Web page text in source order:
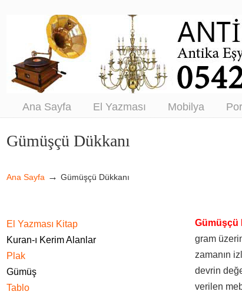
Antikacı –
Satım
Ana Sayfa El Yazması Mobilya
Navigation
Gümüşçü Dükkanı
Ana Sayfa → Gümüşçü Dükkanı
Gümüşçü
gram
zamanın
devrin
verilen
El Yazması Kitap
Kuran-ı Kerim Alanlar
Plak
Gümüş
Tablo